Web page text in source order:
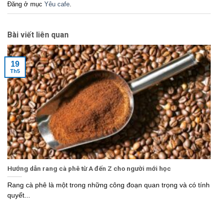
Đăng ở mục Yêu cafe.
Bài viết liên quan
Hướng dẫn rang cà phê từ A đến Z cho người mới học
Rang cà phê là một trong những công đoạn quan trọng và có tính
quyết...
19
Th5